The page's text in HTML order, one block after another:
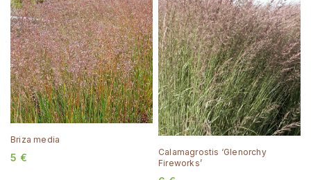
Briza media
5 €
Calamagrostis ‘Glenorchy
Fireworks’